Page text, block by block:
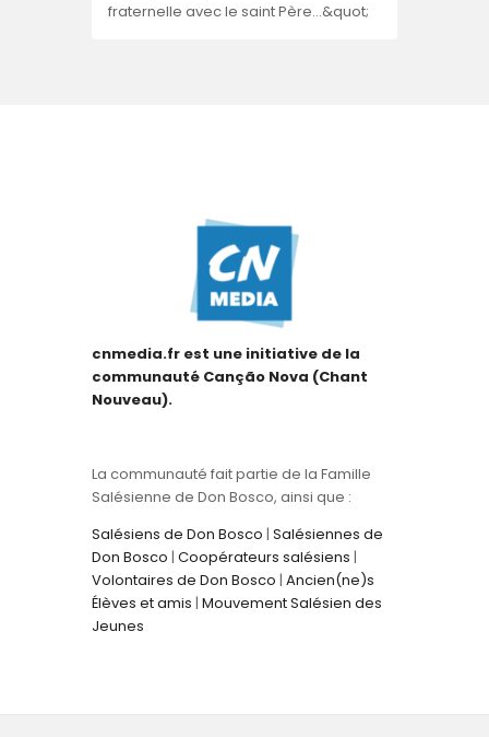
fraternelle avec le saint Père…&quot;
cnmedia.fr est une initiative de la
communauté Canção Nova (Chant
Nouveau).
La communauté fait partie de la Famille
Salésienne de Don Bosco, ainsi que :
Salésiens de Don Bosco | Salésiennes de
Don Bosco | Coopérateurs salésiens |
Volontaires de Don Bosco | Ancien(ne)s
Élèves et amis | Mouvement Salésien des
Jeunes